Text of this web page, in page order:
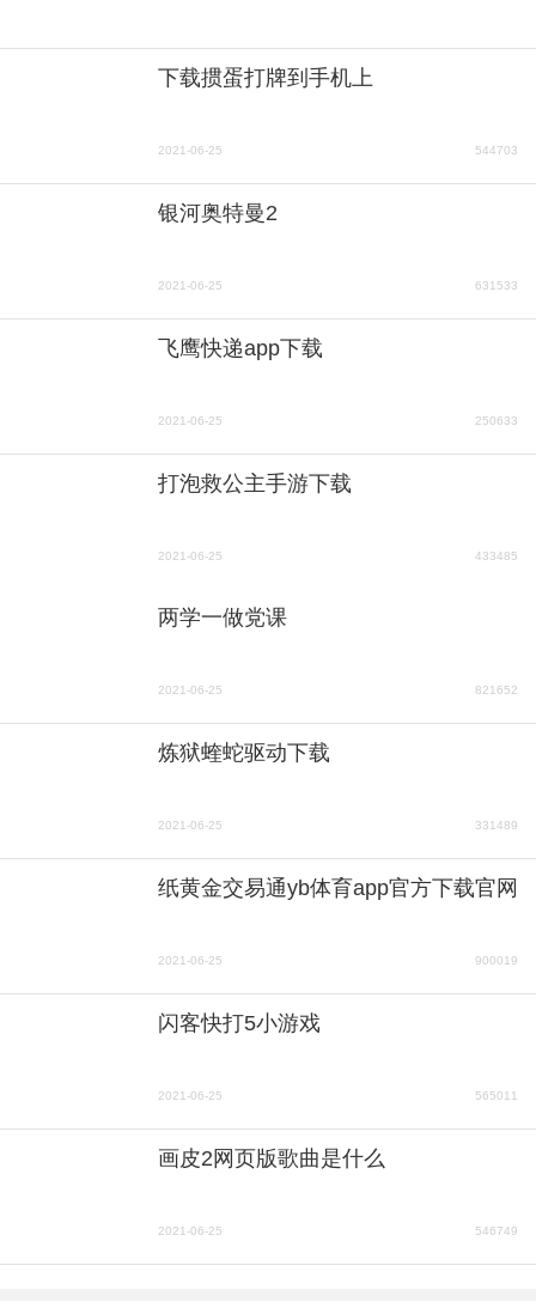
下载掼蛋打牌到手机上
2021-06-25 544703
银河奥特曼2
2021-06-25 631533
飞鹰快递app下载
2021-06-25 250633
打泡救公主手游下载
2021-06-25 433485
两学一做党课
2021-06-25 821652
炼狱蝰蛇驱动下载
2021-06-25 331489
纸黄金交易通yb体育app官方下载官网
2021-06-25 900019
闪客快打5小游戏
2021-06-25 565011
画皮2网页版歌曲是什么
2021-06-25 546749